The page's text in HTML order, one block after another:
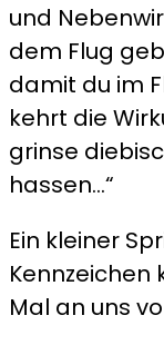
und
dem Flug
damit du im
kehrt die
grinse
hassen…“
Ein kleiner
Mal an uns